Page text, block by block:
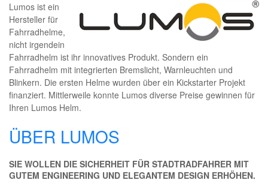
Lumos ist ein
Hersteller für
Fahrradhelme,
nicht irgendein
Fahrradhelm ist ihr innovatives Produkt. Sondern ein
Fahrradhelm mit integrierten Bremslicht, Warnleuchten und
Blinkern. Die ersten Helme wurden über ein Kickstarter Projekt
finanziert. Mittlerweile konnte Lumos diverse Preise gewinnen für
Ihren Lumos Helm.
ÜBER LUMOS
SIE WOLLEN DIE SICHERHEIT FÜR STADTRADFAHRER MIT
GUTEM ENGINEERING UND ELEGANTEM DESIGN ERHÖHEN.